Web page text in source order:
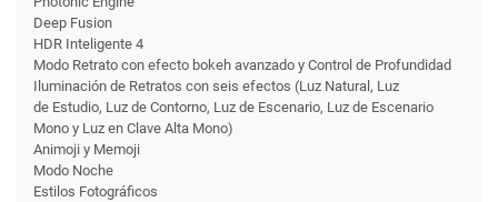
Deep Fusion
HDR Inteligente 4
Modo Retrato con efecto bokeh avanzado y Control de Profundidad
Iluminación de Retratos con seis efectos (Luz Natural, Luz
de Estudio, Luz de Contorno, Luz de Escenario, Luz de Escenario
Mono y Luz en Clave Alta Mono)
Animoji y Memoji
Modo Noche
Estilos Fotográficos